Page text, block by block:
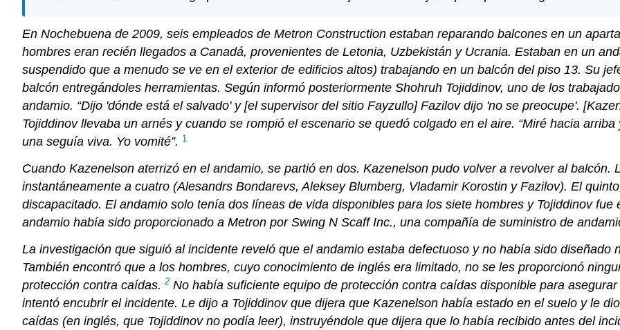
En Nochebuena de 2009, seis empleados de Metron Construction estaban reparando balcones en un
hombres eran recién llegados a Canadá, provenientes de Letonia, Uzbekistán y Ucrania. Estaban en un
suspendido que a menudo se ve en el exterior de edificios altos) trabajando en un balcón del piso 13. Su
balcón entregándoles herramientas. Según informó posteriormente Shohruh Tojiddinov, uno de los
andamio. “Dijo 'dónde está el salvado' y [el supervisor del sitio Fayzullo] Fazilov dijo 'no se preocupe'.
Tojiddinov llevaba un arnés y cuando se rompió el escenario se quedó colgado en el aire. “Miré hacia
una seguía viva. Yo vomité”. 1
Cuando Kazenelson aterrizó en el andamio, se partió en dos. Kazenelson pudo volver a revolver al
instantáneamente a cuatro (Alesandrs Bondarevs, Aleksey Blumberg, Vladamir Korostin y Fazilov). El
discapacitado. El andamio solo tenía dos líneas de vida disponibles para los siete hombres y Tojiddinov
andamio había sido proporcionado a Metron por Swing N Scaff Inc., una compañía de suministro de
La investigación que siguió al incidente reveló que el andamio estaba defectuoso y no había sido diseñado
También encontró que a los hombres, cuyo conocimiento de inglés era limitado, no se les proporcionó
protección contra caídas. 2 No había suficiente equipo de protección contra caídas disponible para
intentó encubrir el incidente. Le dijo a Tojiddinov que dijera que Kazenelson había estado en el suelo y le
caídas (en inglés, que Tojiddinov no podía leer), instruyéndole que dijera que lo había recibido antes del